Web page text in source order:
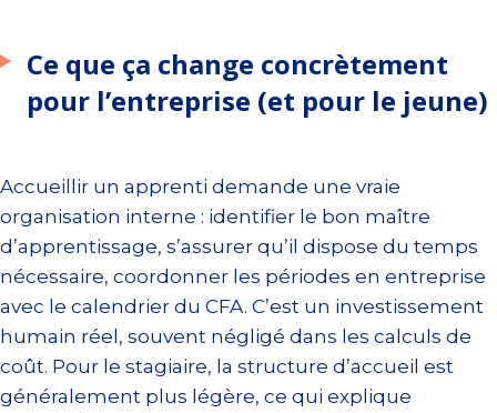
Ce que ça change concrètement
pour l’entreprise (et pour le jeune)
Accueillir un apprenti demande une vraie
organisation interne : identifier le bon maître
d’apprentissage, s’assurer qu’il dispose du temps
nécessaire, coordonner les périodes en entreprise
avec le calendrier du CFA. C’est un investissement
humain réel, souvent négligé dans les calculs de
coût. Pour le stagiaire, la structure d’accueil est
généralement plus légère, ce qui explique